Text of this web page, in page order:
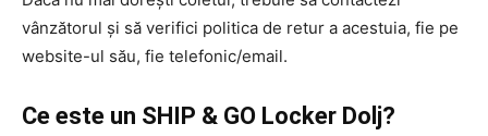
vânzătorul și să verifici politica de retur a acestuia, fie pe
website-ul său, fie telefonic/email.
Ce este un SHIP & GO Locker Dolj?